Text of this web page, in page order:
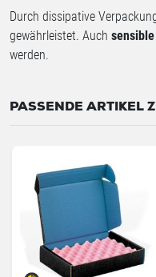
Durch dissipative
gewährleistet. Auch
werden.
PASSENDE ARTIKEL